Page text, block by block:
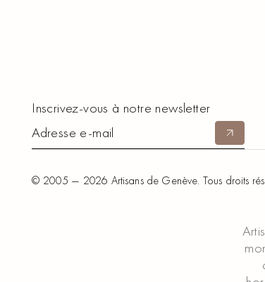
Inscrivez-vous à notre newsletter
Soumettre
© 2005 — 2026 Artisans de Genève. Tous droits